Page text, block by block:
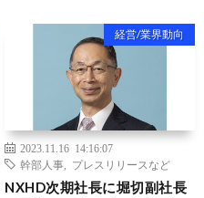
経営/業界動向
2023.11.16 14:16:07
幹部人事
プレスリリースなど
NXHD次期社長に堀切副社長